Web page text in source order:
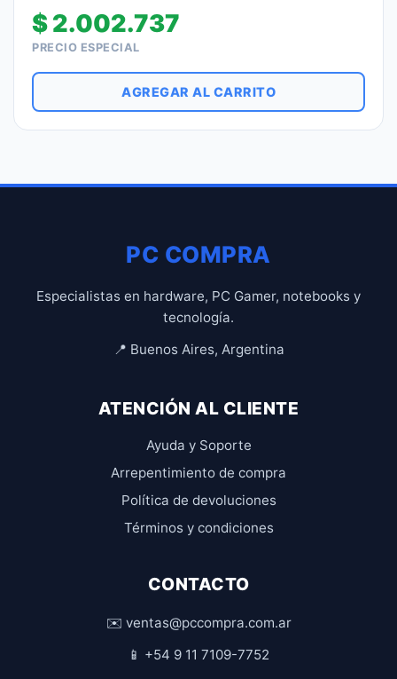
$2.002.737
PRECIO ESPECIAL
AGREGAR AL CARRITO
PC COMPRA
Especialistas en hardware, PC Gamer, notebooks y
tecnología.
📍 Buenos Aires, Argentina
ATENCIÓN AL CLIENTE
Ayuda y Soporte
Arrepentimiento de compra
Política de devoluciones
Términos y condiciones
CONTACTO
✉️ ventas@pccompra.com.ar
📱 +54 9 11 7109-7752